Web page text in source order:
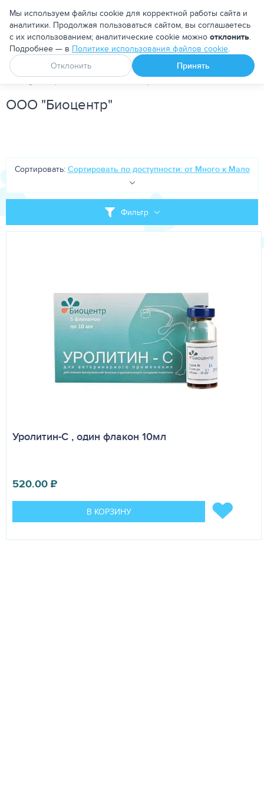
Москва
Апоквел Ветмедин От блох и клещей
PetDog Бренд ООО "Биоцентр"
ООО "Биоцентр"
Фильтр
Сортировать: Сортировать по доступности: от Много к Мало
Уролитин-С , один флакон 10мл
520.00₽
В КОРЗИНУ
Мы используем файлы cookie для корректной работы сайта и
аналитики. Продолжая пользоваться сайтом, вы соглашаетесь
с их использованием; аналитические cookie можно отклонить.
Подробнее — в Политике использования файлов cookie.
Отклонить
Принять